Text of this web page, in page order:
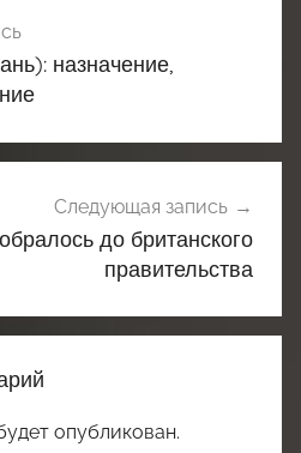
назначение,
Следующая запись
до британского
правительства
опубликован.